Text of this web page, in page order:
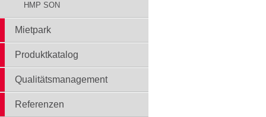
HMP SON
Mietpark
Produktkatalog
Qualitätsmanagement
Referenzen